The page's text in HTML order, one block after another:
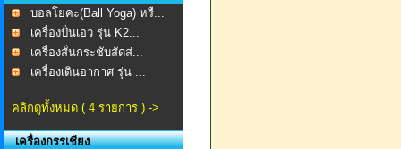
บอลโยคะ(Ball Yoga) หรื...
เครื่องปั่นเอว รุ่น K2...
เครื่องสั่นกระชับสัดส่...
เครื่องเดินอากาศ รุ่น ...
คลิกดูทั้งหมด ( 4 รายการ ) ->
เครื่องกรรเชียง